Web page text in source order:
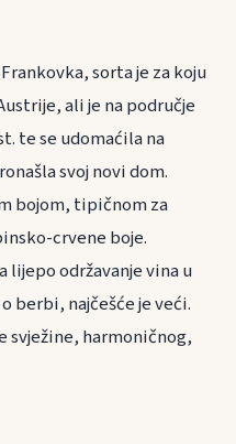
sorta je za koju
ali je na područje
te se udomaćila na
svoj novi dom.
bojom, tipičnom za
crvene boje.
lijepo održavanje vina u
berbi, najčešće je veći.
svježine, harmoničnog,